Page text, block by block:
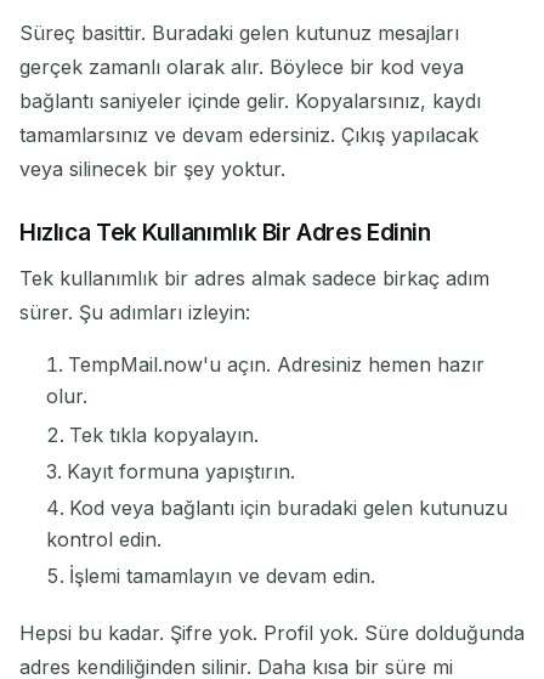
Süreç basittir. Buradaki gelen kutunuz mesajları
gerçek zamanlı olarak alır. Böylece bir kod veya
bağlantı saniyeler içinde gelir. Kopyalarsınız, kaydı
tamamlarsınız ve devam edersiniz. Çıkış yapılacak
veya silinecek bir şey yoktur.
Hızlıca Tek Kullanımlık Bir Adres Edinin
Tek kullanımlık bir adres almak sadece birkaç adım
sürer. Şu adımları izleyin:
TempMail.now'u açın. Adresiniz hemen hazır
olur.
Tek tıkla kopyalayın.
Kayıt formuna yapıştırın.
Kod veya bağlantı için buradaki gelen kutunuzu
kontrol edin.
İşlemi tamamlayın ve devam edin.
Hepsi bu kadar. Şifre yok. Profil yok. Süre dolduğunda
adres kendiliğinden silinir. Daha kısa bir süre mi